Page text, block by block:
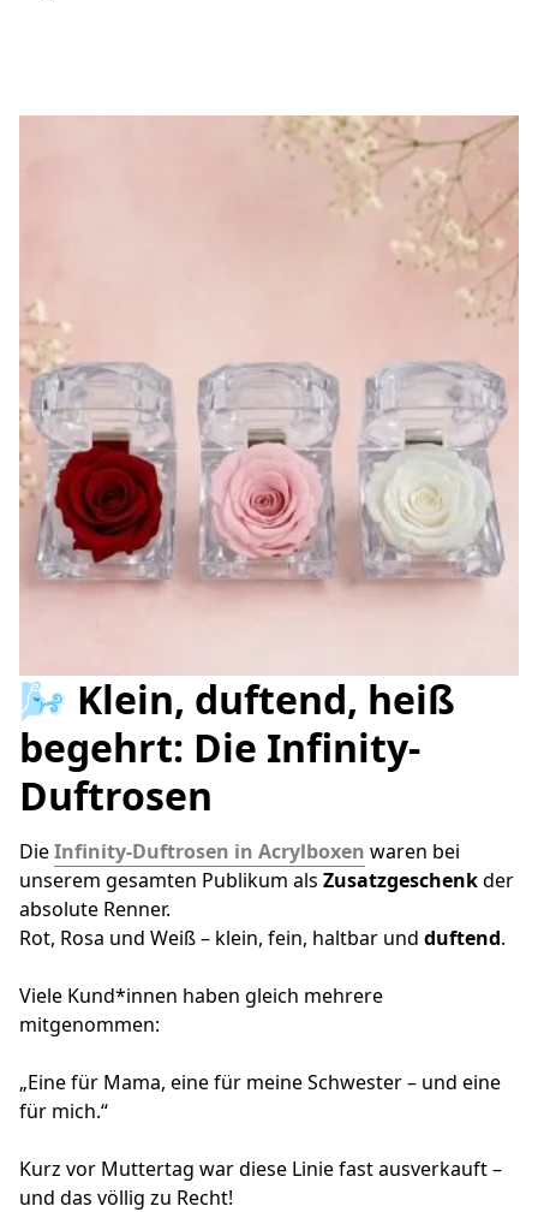
🌬️ Klein, duftend, heiß
begehrt: Die Infinity-
Duftrosen
Die Infinity-Duftrosen in Acrylboxen waren bei
unserem gesamten Publikum als Zusatzgeschenk der
absolute Renner.
Rot, Rosa und Weiß – klein, fein, haltbar und duftend.
Viele Kund*innen haben gleich mehrere
mitgenommen:
„Eine für Mama, eine für meine Schwester – und eine
für mich.“
Kurz vor Muttertag war diese Linie fast ausverkauft –
und das völlig zu Recht!